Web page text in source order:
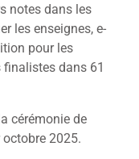
notes dans les
les enseignes, e-
pour les
finalistes dans 61
cérémonie de
octobre 2025.